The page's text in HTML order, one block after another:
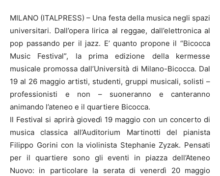
MILANO (ITALPRESS) – Una festa della musica negli spazi
universitari. Dall’opera lirica al reggae, dall’elettronica al
pop passando per il jazz. E’ quanto propone il “Bicocca
Music Festival”, la prima edizione della kermesse
musicale promossa dall’Università di Milano-Bicocca. Dal
19 al 26 maggio artisti, studenti, gruppi musicali, solisti –
professionisti e non – suoneranno e canteranno
animando l’ateneo e il quartiere Bicocca.
Il Festival si aprirà giovedì 19 maggio con un concerto di
musica classica all’Auditorium Martinotti del pianista
Filippo Gorini con la violinista Stephanie Zyzak. Pensati
per il quartiere sono gli eventi in piazza dell’Ateneo
Nuovo: in particolare la serata di venerdì 20 maggio